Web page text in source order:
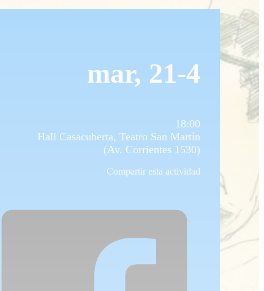
mar, 21-4
18:00
Hall Casacuberta, Teatro San Martín
(Av. Corrientes 1530)
Compartir esta actividad